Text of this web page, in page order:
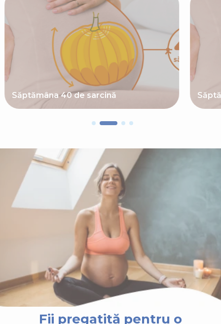
Săptămâna 40 de sarcină
Fii pregatită pentru o